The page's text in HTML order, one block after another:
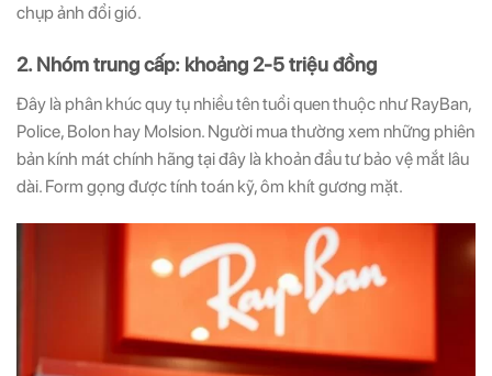
chụp ảnh đổi gió.
2. Nhóm trung cấp: khoảng 2-5 triệu đồng
Đây là phân khúc quy tụ nhiều tên tuổi quen thuộc như RayBan,
Police, Bolon hay Molsion. Người mua thường xem những phiên
bản kính mát chính hãng tại đây là khoản đầu tư bảo vệ mắt lâu
dài. Form gọng được tính toán kỹ, ôm khít gương mặt.